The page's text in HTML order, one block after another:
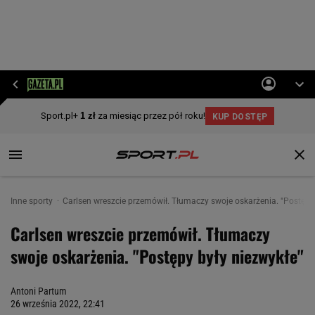
Inne sporty Carlsen wreszcie przemówił. Tłumaczy swoje oskarżenia. "Postępy
Carlsen wreszcie przemówił. Tłumaczy
swoje oskarżenia. "Postępy były niezwykłe"
Antoni Partum
26 września 2022, 22:41